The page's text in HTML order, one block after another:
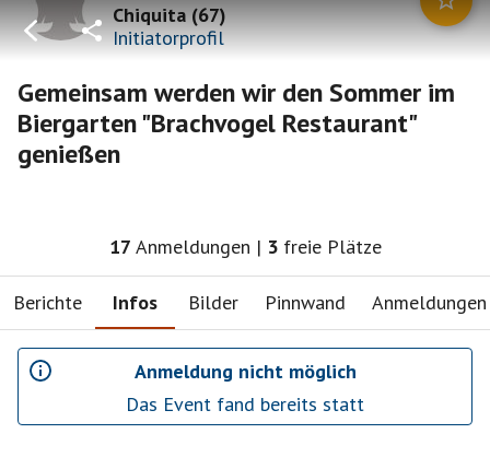
Chiquita(67)
Initiatorprofil
Gemeinsam werden wir den Sommer im
Biergarten "Brachvogel Restaurant"
genießen
17 Anmeldungen | 3 freie Plätze
Berichte Infos Bilder Pinnwand Anmeldungen
Anmeldung nicht möglich
Das Event fand bereits statt